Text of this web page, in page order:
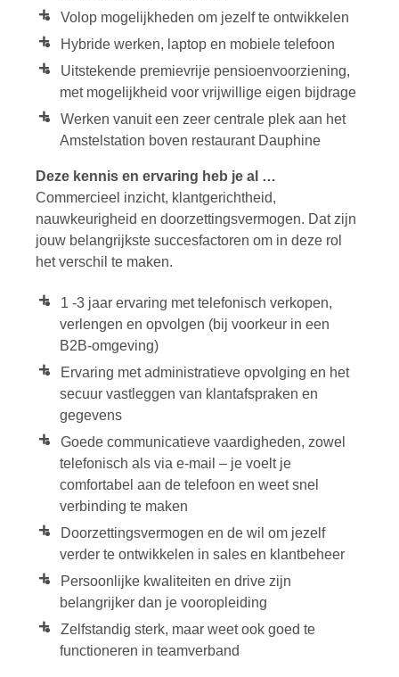
Volop mogelijkheden om jezelf te ontwikkelen
Hybride werken, laptop en mobiele telefoon
Uitstekende premievrije pensioenvoorziening,
met mogelijkheid voor vrijwillige eigen bijdrage
Werken vanuit een zeer centrale plek aan het
Amstelstation boven restaurant Dauphine
Deze kennis en ervaring heb je al …
Commercieel inzicht, klantgerichtheid,
nauwkeurigheid en doorzettingsvermogen. Dat zijn
jouw belangrijkste succesfactoren om in deze rol
het verschil te maken.
1 -3 jaar ervaring met telefonisch verkopen,
verlengen en opvolgen (bij voorkeur in een
B2B-omgeving)
Ervaring met administratieve opvolging en het
secuur vastleggen van klantafspraken en
gegevens
Goede communicatieve vaardigheden, zowel
telefonisch als via e-mail – je voelt je
comfortabel aan de telefoon en weet snel
verbinding te maken
Doorzettingsvermogen en de wil om jezelf
verder te ontwikkelen in sales en klantbeheer
Persoonlijke kwaliteiten en drive zijn
belangrijker dan je vooropleiding
Zelfstandig sterk, maar weet ook goed te
functioneren in teamverband